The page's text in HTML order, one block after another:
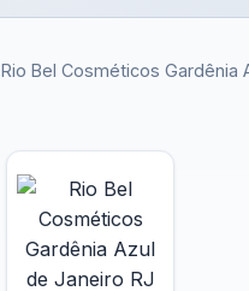
Rio Bel Cosméticos Gardênia